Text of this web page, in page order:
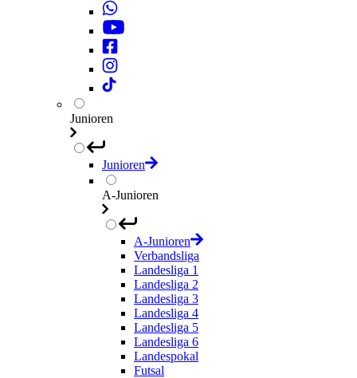
Junioren
Junioren
A-Junioren
A-Junioren
Verbandsliga
Landesliga 1
Landesliga 2
Landesliga 3
Landesliga 4
Landesliga 5
Landesliga 6
Landespokal
Futsal